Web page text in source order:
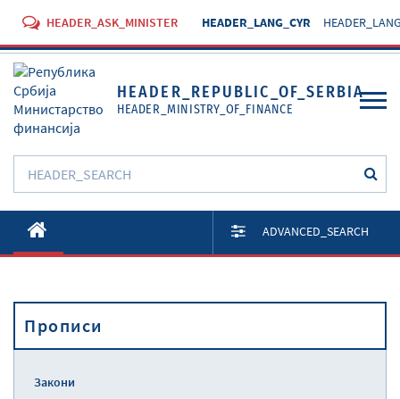
HEADER_ASK_MINISTER HEADER_LANG_CYR
HEADER_REPUBLIC_OF_SERBIA
HEADER_MINISTRY_OF_FINANCE
O Министарству
Активности
Прописи
ADVANCED_SEARCH
Прописи
Закони